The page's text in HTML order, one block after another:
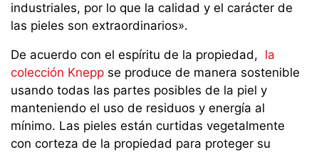
industriales, por lo que la calidad y el carácter de
las pieles son extraordinarios».
De acuerdo con el espíritu de la propiedad, la
colección Knepp se produce de manera sostenible
usando todas las partes posibles de la piel y
manteniendo el uso de residuos y energía al
mínimo. Las pieles están curtidas vegetalmente
con corteza de la propiedad para proteger su